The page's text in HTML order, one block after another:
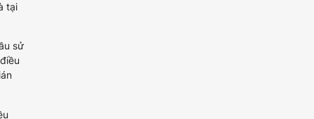
tại
sử